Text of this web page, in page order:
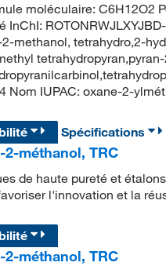
moléculaire: C6H12O2
InChI:
methanol, tetrahydro,2-
Nom IUPAC: oxane-2-
Spécifications
méthanol, TRC
de haute pureté et
l'innovation et la
méthanol, TRC